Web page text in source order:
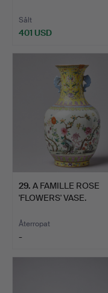
Sålt
401 USD
29. A FAMILLE ROSE
'FLOWERS' VASE.
Återropat
-